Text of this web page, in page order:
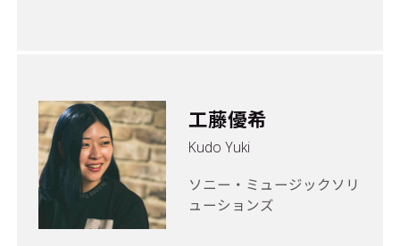
工藤優希
Kudo Yuki
ソニー・ミュージックソリ
ューションズ